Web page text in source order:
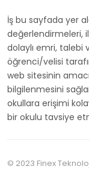
İş bu sayfada yer
değerlendirmeleri,
dolaylı emri, talebi
öğrenci/velisi
web sitesinin
bilgilenmesini
okullara erişimi
bir okulu tavsiye
© 2023 Finex